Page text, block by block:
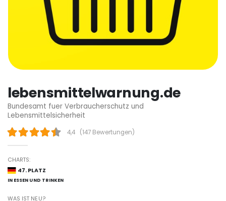
lebensmittelwarnung.de
Bundesamt fuer Verbraucherschutz und
Lebensmittelsicherheit
4,4 (147 Bewertungen)
CHARTS:
47. PLATZ
IN ESSEN UND TRINKEN
WAS IST NEU?